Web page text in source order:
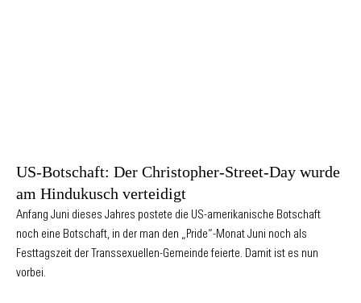
US-Botschaft: Der Christopher-Street-Day wurde
am Hindukusch verteidigt
Anfang Juni dieses Jahres postete die US-amerikanische Botschaft
noch eine Botschaft, in der man den „Pride“-Monat Juni noch als
Festtagszeit der Transsexuellen-Gemeinde feierte. Damit ist es nun
vorbei.